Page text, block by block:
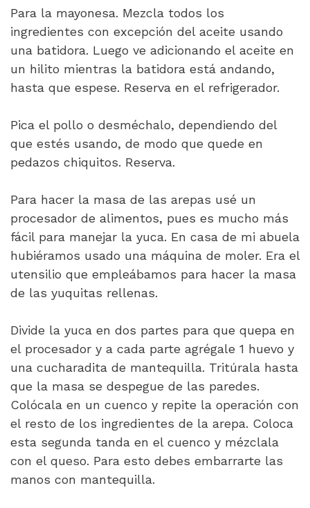
Para la mayonesa. Mezcla todos los
ingredientes con excepción del aceite usando
una batidora. Luego ve adicionando el aceite en
un hilito mientras la batidora está andando,
hasta que espese. Reserva en el refrigerador.
Pica el pollo o desméchalo, dependiendo del
que estés usando, de modo que quede en
pedazos chiquitos. Reserva.
Para hacer la masa de las arepas usé un
procesador de alimentos, pues es mucho más
fácil para manejar la yuca. En casa de mi abuela
hubiéramos usado una máquina de moler. Era el
utensilio que empleábamos para hacer la masa
de las yuquitas rellenas.
Divide la yuca en dos partes para que quepa en
el procesador y a cada parte agrégale 1 huevo y
una cucharadita de mantequilla. Tritúrala hasta
que la masa se despegue de las paredes.
Colócala en un cuenco y repite la operación con
el resto de los ingredientes de la arepa. Coloca
esta segunda tanda en el cuenco y mézclala
con el queso. Para esto debes embarrarte las
manos con mantequilla.